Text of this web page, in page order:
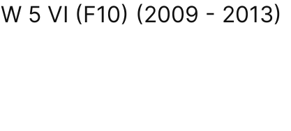
5 VI (F10) (2009 - 2013)